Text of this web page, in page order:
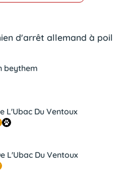
d'arrêt allemand à poil
beythem
L'Ubac Du Ventoux
L'Ubac Du Ventoux